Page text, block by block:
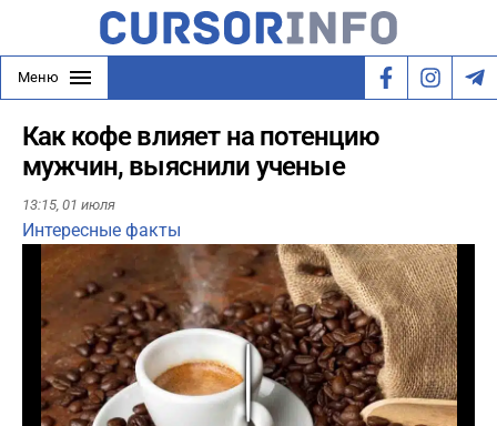
Меню
Как кофе влияет на потенцию
мужчин, выяснили ученые
13:15, 01 июля
Интересные факты
Play